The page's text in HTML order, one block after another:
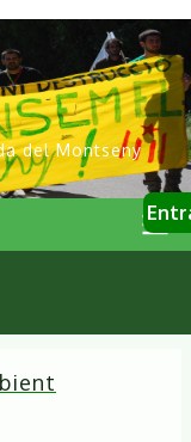
del Montseny